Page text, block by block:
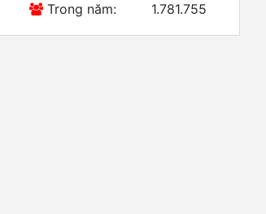
Trong năm:
1.781.755